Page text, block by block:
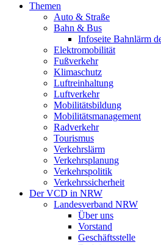
Themen
Auto & Straße
Bahn & Bus
Infoseite Bahnlärm
Elektromobilität
Fußverkehr
Klimaschutz
Luftreinhaltung
Luftverkehr
Mobilitätsbildung
Mobilitätsmanagement
Radverkehr
Tourismus
Verkehrslärm
Verkehrsplanung
Verkehrspolitik
Verkehrssicherheit
Der VCD in NRW
Landesverband NRW
Über uns
Vorstand
Geschäftsstelle